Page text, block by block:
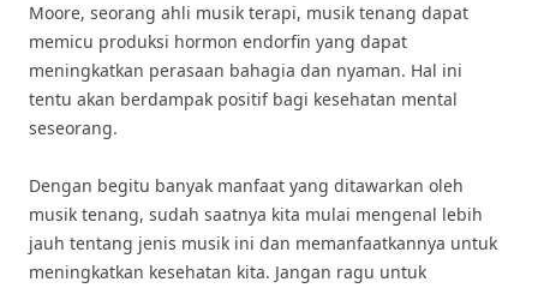
Moore, seorang ahli musik terapi, musik tenang dapat
memicu produksi hormon endorfin yang dapat
meningkatkan perasaan bahagia dan nyaman. Hal ini
tentu akan berdampak positif bagi kesehatan mental
seseorang.
Dengan begitu banyak manfaat yang ditawarkan oleh
musik tenang, sudah saatnya kita mulai mengenal lebih
jauh tentang jenis musik ini dan memanfaatkannya untuk
meningkatkan kesehatan kita. Jangan ragu untuk